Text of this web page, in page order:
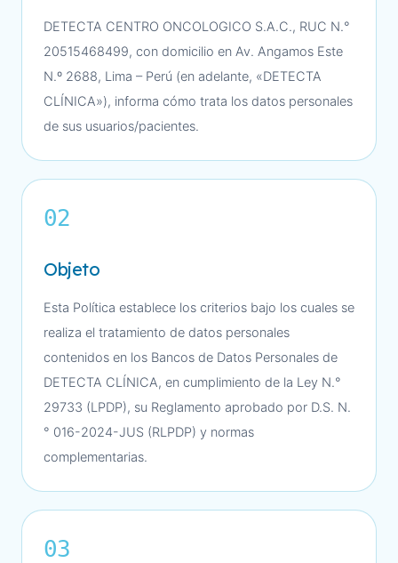
DETECTA CENTRO ONCOLOGICO S.A.C., RUC N.°
20515468499, con domicilio en Av. Angamos Este
N.º 2688, Lima – Perú (en adelante, «DETECTA
CLÍNICA»), informa cómo trata los datos personales
de sus usuarios/pacientes.
02
Objeto
Esta Política establece los criterios bajo los cuales se
realiza el tratamiento de datos personales
contenidos en los Bancos de Datos Personales de
DETECTA CLÍNICA, en cumplimiento de la Ley N.°
29733 (LPDP), su Reglamento aprobado por D.S. N.
° 016-2024-JUS (RLPDP) y normas
complementarias.
03